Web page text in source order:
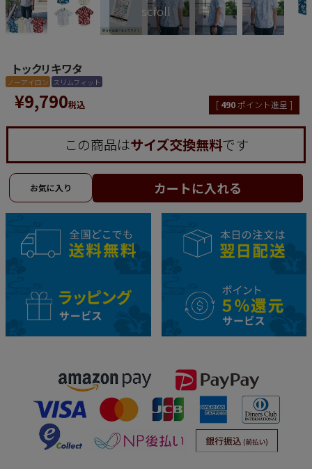
scroll
トックリキワタ
ノーアイロン スリムフィット
¥9,790税込 [ 490 ポイント進呈 ]
この商品はサイズ交換無料です
カートに入れる